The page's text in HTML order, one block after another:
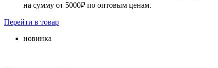
на сумму от 5000₽ по оптовым ценам.
Перейти в товар
новинка